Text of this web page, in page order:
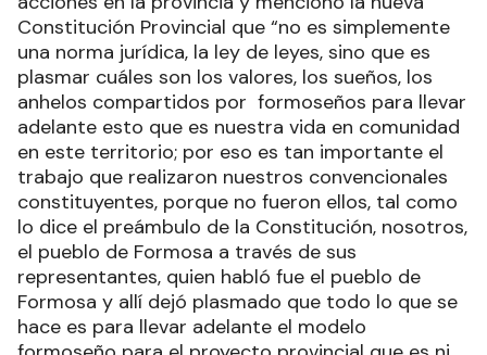
Constitución Provincial que “no es simplemente
una norma jurídica, la ley de leyes, sino que es
plasmar cuáles son los valores, los sueños, los
anhelos compartidos por formoseños para llevar
adelante esto que es nuestra vida en comunidad
en este territorio; por eso es tan importante el
trabajo que realizaron nuestros convencionales
constituyentes, porque no fueron ellos, tal como
lo dice el preámbulo de la Constitución, nosotros,
el pueblo de Formosa a través de sus
representantes, quien habló fue el pueblo de
Formosa y allí dejó plasmado que todo lo que se
hace es para llevar adelante el modelo